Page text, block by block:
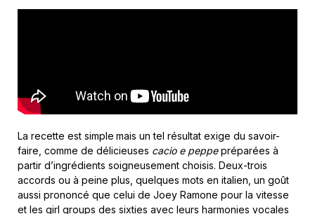
La recette est simple mais un tel résultat exige du savoir-
faire, comme de délicieuses cacio e peppepréparées à
partir d’ingrédients soigneusement choisis. Deux-trois
accords ou à peine plus, quelques mots en italien, un goût
aussi prononcé que celui de Joey Ramone pour la vitesse
et les girl groups des sixties avec leurs harmonies vocales